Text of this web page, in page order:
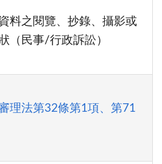
料之閱覽、抄錄、攝影或
（民事/行政訴訟）
理法第32條第1項、第71